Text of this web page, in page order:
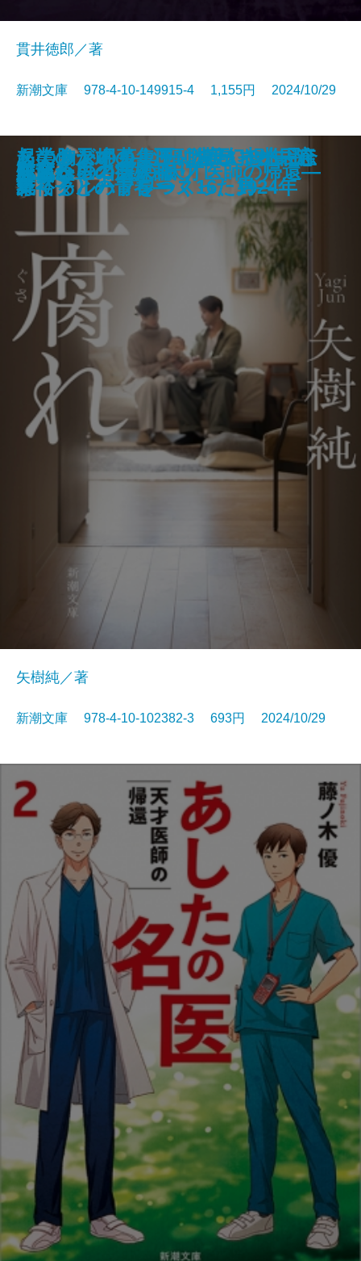
花と火の帝〔上〕
花と火の帝〔下〕
こいごころ
飢餓俳優 菅原文太伝
告発者〔上〕
告発者〔下〕
おちゃめなパティ
若草物語
名探偵の顔が良い―天草茅夢のジ
ャンクな事件簿―
邯鄲の島遥かなり〔中〕
貫井徳郎／著
新潮文庫 978-4-10-149915-4 1,155円 2024/10/29
血腐れ
矢樹純／著
新潮文庫 978-4-10-102382-3 693円 2024/10/29
あしたの名医2―天才医師の帰還―
敗北からの芸人論
起業の天才！―江副浩正 8兆円企
業リクルートをつくった男―
チェレンコフの眠り
あの胸が岬のように遠かった―河
野裕子との青春―
花散る里の病棟
灯台へ
このサンドイッチ、マヨネーズ忘
れてる ハプワース16、1924年
タナトスの蒐集匣 -耽美幻想作品
集-